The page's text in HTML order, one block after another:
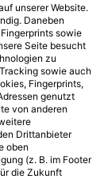
unserer Website.
Daneben
sowie
Seite besucht
zu
sowie auch
Fingerprints,
genutzt
von anderen
Drittanbieter
oben
(z. B. im Footer
die Zukunft